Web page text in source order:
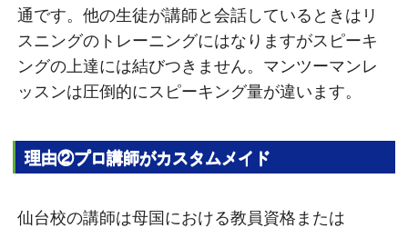
通です。他の生徒が講師と会話しているときはリ
スニングのトレーニングにはなりますがスピーキ
ングの上達には結びつきません。マンツーマンレ
ッスンは圧倒的にスピーキング量が違います。
理由②プロ講師がカスタムメイド
仙台校の講師は母国における教員資格または